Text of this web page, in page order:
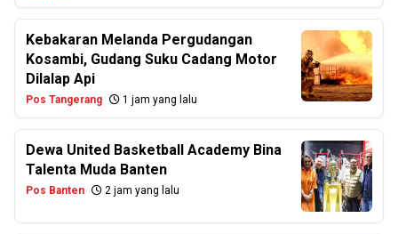
Kebakaran Melanda Pergudangan
Kosambi, Gudang Suku Cadang Motor
Dilalap Api
Pos Tangerang 1 jam yang lalu
Dewa United Basketball Academy Bina
Talenta Muda Banten
Pos Banten 2 jam yang lalu